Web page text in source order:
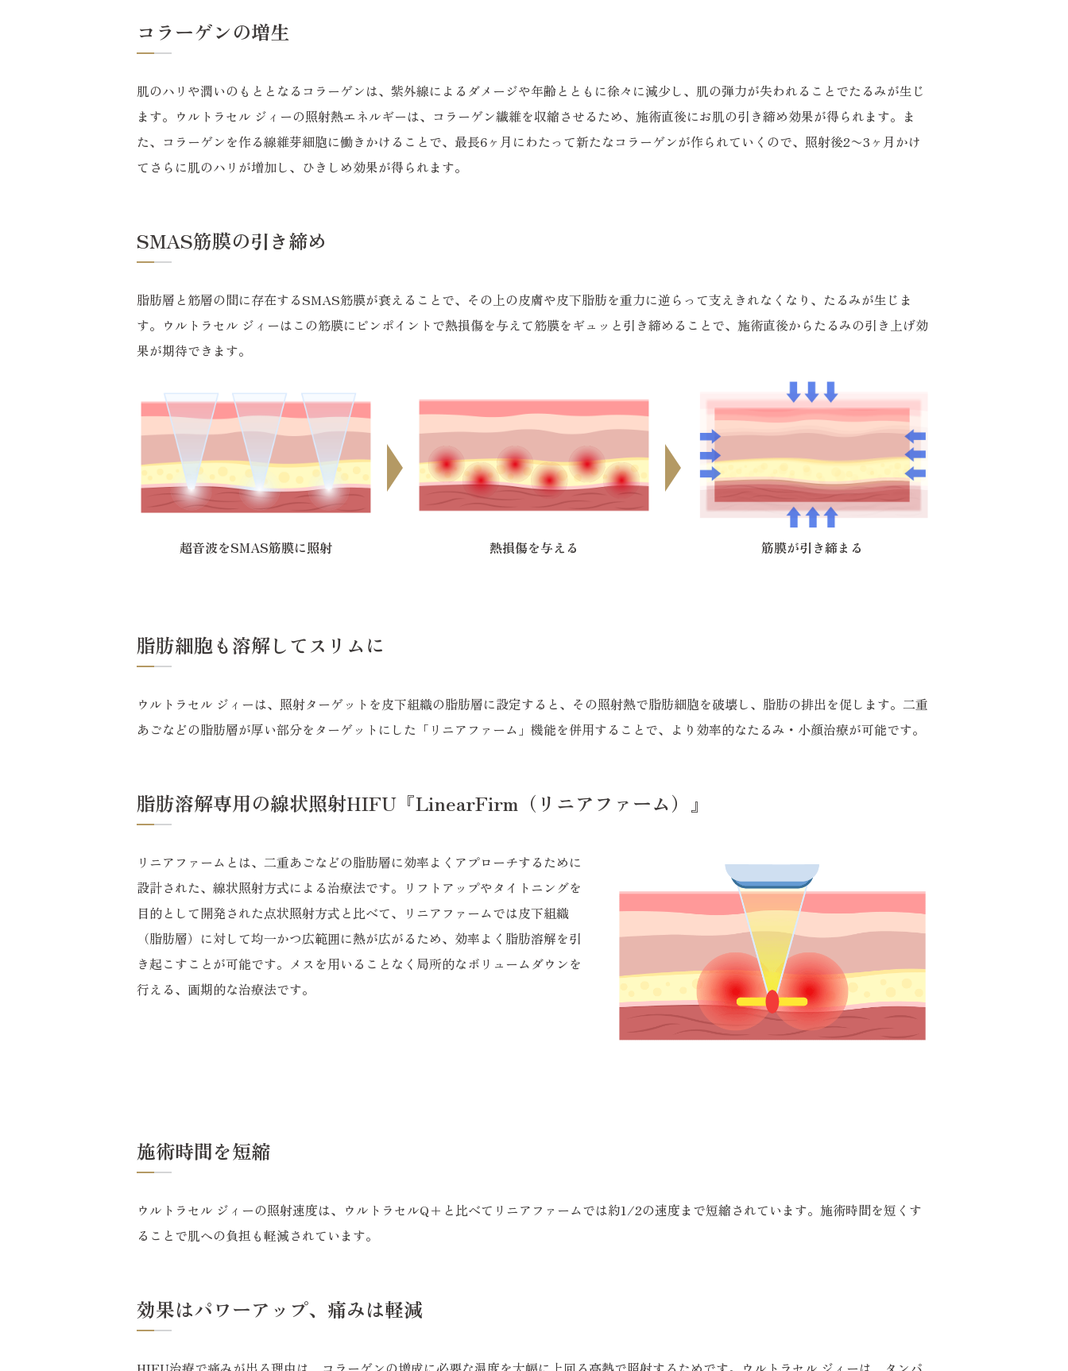
コラーゲンの増生
肌のハリや潤いのもととなるコラーゲンは、紫外線によるダメージや年齢とともに徐々に減少し、肌の弾力が失われることでたるみが生じ
ます。ウルトラセル ジィーの照射熱エネルギーは、コラーゲン繊維を収縮させるため、施術直後にお肌の引き締め効果が得られます。ま
た、コラーゲンを作る線維芽細胞に働きかけることで、最長6ヶ月にわたって新たなコラーゲンが作られていくので、照射後2〜3ヶ月かけ
てさらに肌のハリが増加し、ひきしめ効果が得られます。
SMAS筋膜の引き締め
脂肪層と筋層の間に存在するSMAS筋膜が衰えることで、その上の皮膚や皮下脂肪を重力に逆らって支えきれなくなり、たるみが生じま
す。ウルトラセル ジィーはこの筋膜にピンポイントで熱損傷を与えて筋膜をギュッと引き締めることで、施術直後からたるみの引き上げ効
果が期待できます。
超音波をSMAS筋膜に照射 熱損傷を与える 筋膜が引き締まる
脂肪細胞も溶解してスリムに
ウルトラセル ジィーは、照射ターゲットを皮下組織の脂肪層に設定すると、その照射熱で脂肪細胞を破壊し、脂肪の排出を促します。二重
あごなどの脂肪層が厚い部分をターゲットにした「リニアファーム」機能を併用することで、より効率的なたるみ・小顔治療が可能です。
脂肪溶解専用の線状照射HIFU『LinearFirm（リニアファーム）』
リニアファームとは、二重あごなどの脂肪層に効率よくアプローチするために
設計された、線状照射方式による治療法です。リフトアップやタイトニングを
目的として開発された点状照射方式と比べて、リニアファームでは皮下組織
（脂肪層）に対して均一かつ広範囲に熱が広がるため、効率よく脂肪溶解を引
き起こすことが可能です。メスを用いることなく局所的なボリュームダウンを
行える、画期的な治療法です。
施術時間を短縮
ウルトラセル ジィーの照射速度は、ウルトラセルQ+と比べてリニアファームでは約1/2の速度まで短縮されています。施術時間を短くす
ることで肌への負担も軽減されています。
効果はパワーアップ、痛みは軽減